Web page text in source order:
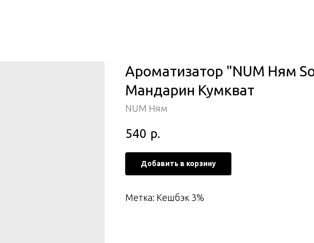
Ароматизатор "NUM Ням
Мандарин Кумкват
NUM Ням
540 р.
Добавить в корзину
Метка: Кешбэк 3%